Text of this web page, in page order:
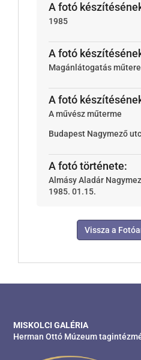
A fotó
1985
A fotó
Magánlátogatás
A fotó
A művész műterme
Budapest Nagymező
A fotó története:
Almásy Aladár
1985. 01.15.
Vissza a
MISKOLCI GALÉRIA
Herman Ottó Múzeum